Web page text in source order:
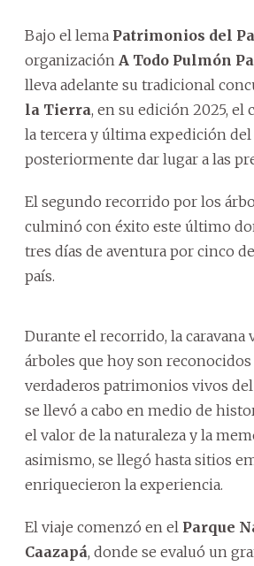
Bajo el lema Patrimonios del
organización A Todo Pulmón
lleva adelante su tradicional
la Tierra, en su edición 2025, el
la tercera y última expedición del
posteriormente dar lugar a las
El segundo recorrido por los
culminó con éxito este último
tres días de aventura por cinco
país.
Durante el recorrido, la caravana
árboles que hoy son
verdaderos patrimonios vivos del
se llevó a cabo en medio de
el valor de la naturaleza y la
asimismo, se llegó hasta sitios
enriquecieron la experiencia.
El viaje comenzó en el Parque
Caazapá, donde se evaluó un